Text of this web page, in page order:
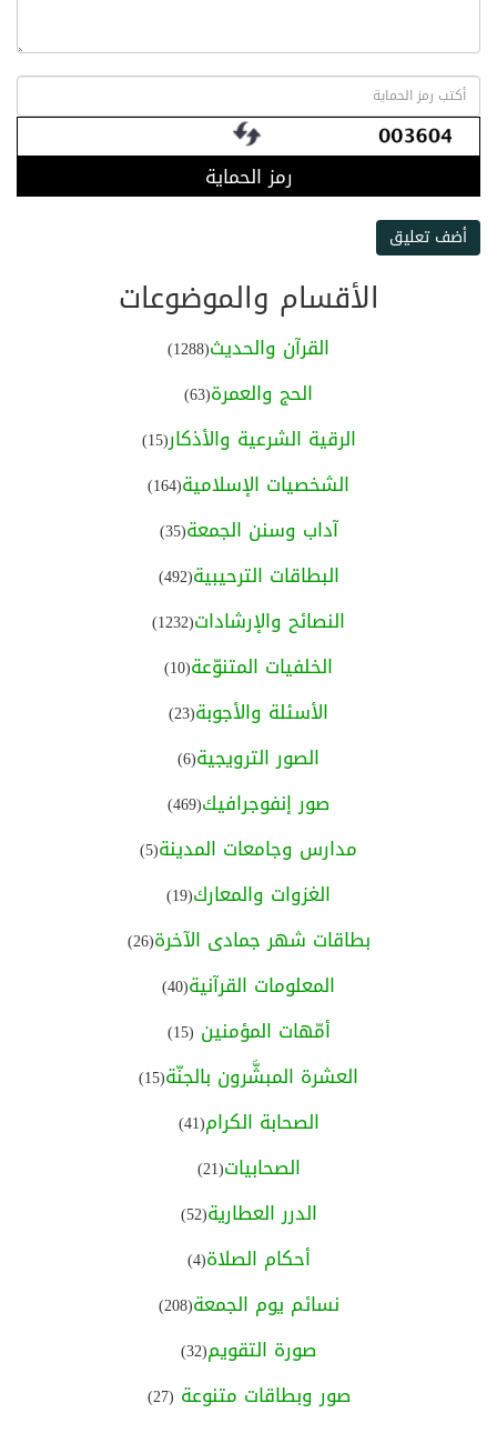
رمز الحماية
أضف تعليق
الأقسام والموضوعات
القرآن والحديث(1288)
الحج والعمرة(63)
الرقية الشرعية والأذكار(15)
الشخصيات الإسلامية(164)
آداب وسنن الجمعة(35)
البطاقات الترحيبية(492)
النصائح والإرشادات(1232)
الخلفيات المتنوّعة(10)
الأسئلة والأجوبة(23)
الصور الترويجية(6)
صور إنفوجرافيك(469)
مدارس وجامعات المدينة(5)
الغزوات والمعارك(19)
بطاقات شهر جمادى الآخرة(26)
المعلومات القرآنية(40)
أمّهات المؤمنين (15)
العشرة المبشَّرون بالجنّة(15)
الصحابة الكرام(41)
الصحابيات(21)
الدرر العطارية(52)
أحكام الصلاة(4)
نسائم يوم الجمعة(208)
صورة التقويم(32)
صور وبطاقات متنوعة (27)